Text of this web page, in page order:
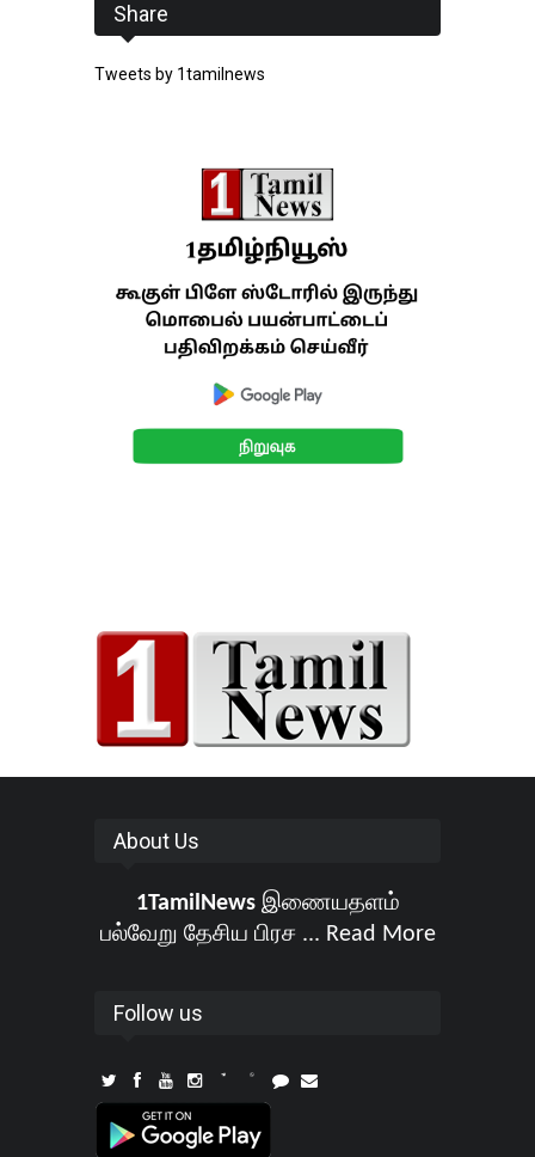
Share
Tweets by 1tamilnews
About Us
1TamilNewsஇணையதளம்
பல்வேறு தேசிய பிரச ... Read More
Follow us